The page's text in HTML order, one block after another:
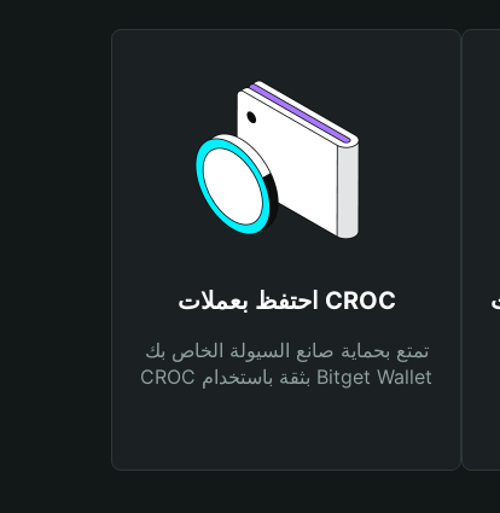
احتفظ بعملات CROC
تمتع بحماية صانع السيولة الخاص بك
CROC بثقة باستخدام Bitget Wallet